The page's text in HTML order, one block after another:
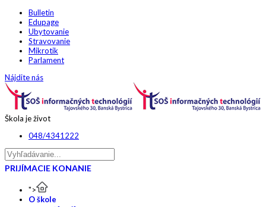
Bulletin
Edupage
Ubytovanie
Stravovanie
Mikrotik
Parlament
Nájdite nás
Škola je život
048/4341222
PRIJÍMACIE KONANIE
">
O škole